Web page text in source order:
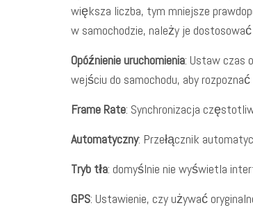
większa liczba, tym mniejsze
w samochodzie, należy je
Opóźnienie uruchomienia: Ustaw czas
wejściu do samochodu, aby rozpoznać
Frame Rate: Synchronizacja
Automatyczny: Przełącznik
Tryb tła: domyślnie nie wyświetla
GPS: Ustawienie, czy używać